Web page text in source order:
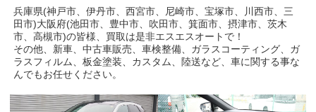
兵庫県(神戸市、伊丹市、西宮市、尼崎市、宝塚市、川西市、三
田市)大阪府(池田市、豊中市、吹田市、箕面市、摂津市、茨木
市、高槻市)の皆様、買取は是非エスエスオートで！
その他、新車、中古車販売、車検整備、ガラスコーティング、ガ
ラスフィルム、板金塗装、カスタム、陸送など、車に関する事な
んでもお任せください。